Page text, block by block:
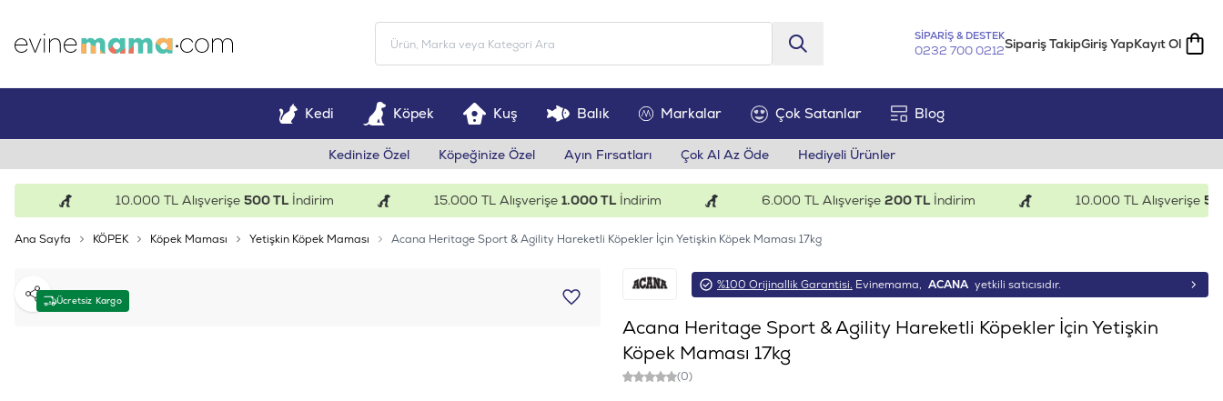
SİPARİŞ & DESTEK
0232 700 0212Sipariş TakipGiriş YapKayıt Ol
Kedi Köpek Kuş Balık Markalar Çok Satanlar Blog
Kedinize Özel Köpeğinize Özel Ayın Fırsatları Çok Al Az Öde Hediyeli Ürünler
10.000 TL Alışverişe500 TLİndirim 15.000 TL Alışverişe1.000 TLİndirim 6.000 TL Alışverişe200 TLİndirim 10.000 TL Alışverişe500 TL
Ana Sayfa KÖPEK Köpek Maması Yetişkin Köpek Maması Acana Heritage Sport & Agility Hareketli Köpekler İçin Yetişkin Köpek Maması 17kg
Ücretsiz Kargo
Paylaş
%100 Orijinallik Garantisi. Evinemama, ACANA yetkili satıcısıdır.
Acana Heritage Sport & Agility Hareketli Köpekler İçin Yetişkin
Köpek Maması 17kg
(0)